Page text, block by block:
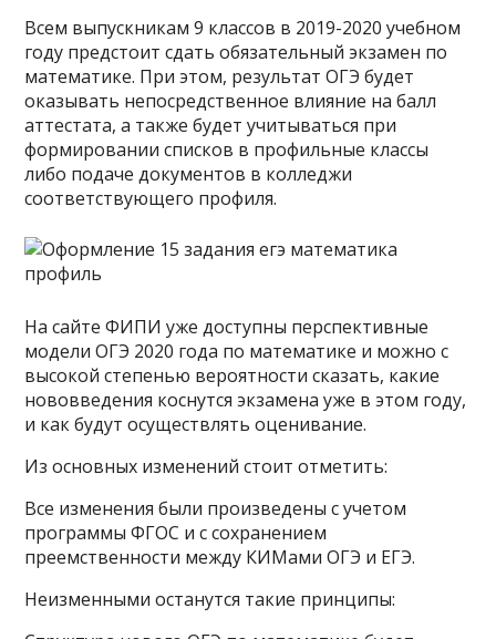
Всем выпускникам 9 классов в 2019-2020 учебном
году предстоит сдать обязательный экзамен по
математике. При этом, результат ОГЭ будет
оказывать непосредственное влияние на балл
аттестата, а также будет учитываться при
формировании списков в профильные классы
либо подаче документов в колледжи
соответствующего профиля.
На сайте ФИПИ уже доступны перспективные
модели ОГЭ 2020 года по математике и можно с
высокой степенью вероятности сказать, какие
нововведения коснутся экзамена уже в этом году,
и как будут осуществлять оценивание.
Из основных изменений стоит отметить:
Все изменения были произведены с учетом
программы ФГОС и с сохранением
преемственности между КИМами ОГЭ и ЕГЭ.
Неизменными останутся такие принципы: